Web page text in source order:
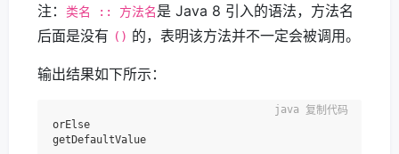
注： 类名 :: 方法名是 Java 8 引入的语法，方法名
后面是没有 () 的，表明该方法并不一定会被调用。
输出结果如下所示：
orElse
getDefaultValue
复制代码